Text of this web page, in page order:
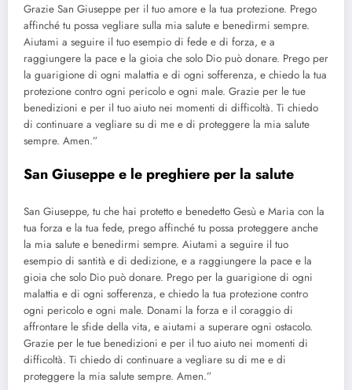
Grazie San Giuseppe per il tuo amore e la tua protezione. Prego
affinché tu possa vegliare sulla mia salute e benedirmi sempre.
Aiutami a seguire il tuo esempio di fede e di forza, e a
raggiungere la pace e la gioia che solo Dio può donare. Prego per
la guarigione di ogni malattia e di ogni sofferenza, e chiedo la tua
protezione contro ogni pericolo e ogni male. Grazie per le tue
benedizioni e per il tuo aiuto nei momenti di difficoltà. Ti chiedo
di continuare a vegliare su di me e di proteggere la mia salute
sempre. Amen.”
San Giuseppe e le preghiere per la salute
San Giuseppe, tu che hai protetto e benedetto Gesù e Maria con la
tua forza e la tua fede, prego affinché tu possa proteggere anche
la mia salute e benedirmi sempre. Aiutami a seguire il tuo
esempio di santità e di dedizione, e a raggiungere la pace e la
gioia che solo Dio può donare. Prego per la guarigione di ogni
malattia e di ogni sofferenza, e chiedo la tua protezione contro
ogni pericolo e ogni male. Donami la forza e il coraggio di
affrontare le sfide della vita, e aiutami a superare ogni ostacolo.
Grazie per le tue benedizioni e per il tuo aiuto nei momenti di
difficoltà. Ti chiedo di continuare a vegliare su di me e di
proteggere la mia salute sempre. Amen.”